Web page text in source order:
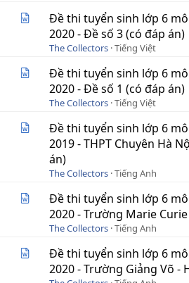
Đề thi tuyển sinh lớp 6
2020 - Đề số 3 (có đáp án)
The Collectors Tiếng Việt
Đề thi tuyển sinh lớp 6
2020 - Đề số 1 (có đáp án)
The Collectors Tiếng Việt
Đề thi tuyển sinh lớp 6
2019 - THPT Chuyên Hà
án)
The Collectors Tiếng Anh
Đề thi tuyển sinh lớp 6
2020 - Trường Marie
The Collectors Tiếng Anh
Đề thi tuyển sinh lớp 6
2020 - Trường Giảng Võ -